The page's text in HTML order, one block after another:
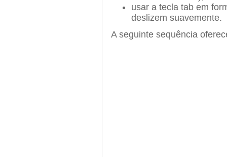
usar a tecla tab em
deslizem suavemente.
A seguinte sequência